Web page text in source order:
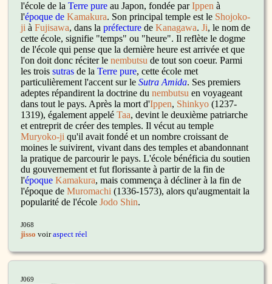
l'école de laTerre pure au Japon, fondée parIppen à
l'époque de Kamakura. Son principal temple est le Shojoko-
ji àFujisawa, dans lapréfecture deKanagawa.Ji, le nom de
cette école, signifie "temps" ou "heure". Il reflète le dogme
de l'école qui pense que la dernière heure est arrivée et que
l'on doit donc réciter lenembutsu de tout son coeur. Parmi
les troissutras de laTerre pure, cette école met
particulièrement l'accent sur leSutra Amida. Ses premiers
adeptes répandirent la doctrine dunembutsu en voyageant
dans tout le pays. Après la mort d'Ippen, Shinkyo (1237-
1319), également appeléTaa, devint le deuxième patriarche
et entreprit de créer des temples. Il vécut au temple
Muryoko-ji qu'il avait fondé et un nombre croissant de
moines le suivirent, vivant dans des temples et abandonnant
la pratique de parcourir le pays. L'école bénéficia du soutien
du gouvernement et fut florissante à partir de la fin de
l'époqueKamakura, mais commença à décliner à la fin de
l'époque deMuromachi (1336-1573), alors qu'augmentait la
popularité de l'écoleJodo Shin.
J068
jisso voiraspect réel
J069